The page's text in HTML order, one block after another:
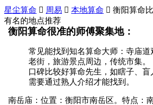
星尘算命  周易  本地算命  衡阳算命
有名的地点推荐
衡阳算命很准的师傅聚集地：
常见能找到知名算命大师：寺庙道
老街，旅游景点周边，传统市集。
口碑比较好算命先生，如瞎子、
需要通过熟人介绍才能找到。
南岳庙：位置：衡阳市南岳区。特点：